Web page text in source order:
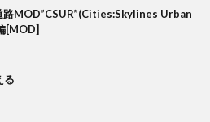
MOD”CSUR”(Cities:Skylines Urban
[MOD]
る